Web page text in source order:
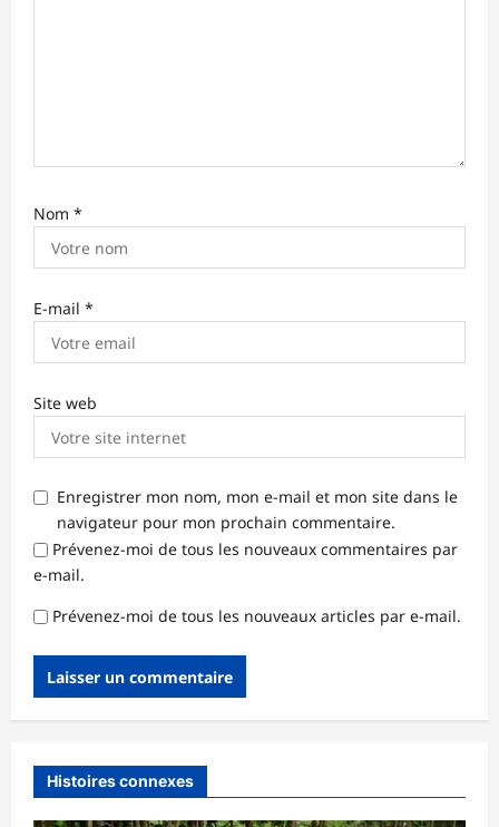
Nom *
E-mail *
Site web
Enregistrer mon nom, mon e-mail et mon site dans le
navigateur pour mon prochain commentaire.
Prévenez-moi de tous les nouveaux commentaires par
e-mail.
Prévenez-moi de tous les nouveaux articles par e-mail.
Histoires connexes